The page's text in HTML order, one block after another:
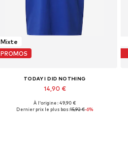
Mixte
PROMOS
TODAY I DID NOTHING
14,90 €
Tailles disponibles: XS, XXL
À l'origine : 49,90 €
Dernier prix le plus bas :15,92 €-6%